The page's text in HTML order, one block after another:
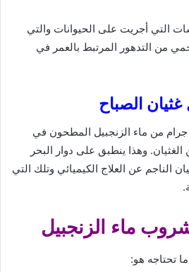
التي أجريت على الحيوانات والتي
من التدهور المرتبط بالعمر في
يساعد تناول ما بين 1 – 1.5 جرام من ماء الزنجبيل المطحون في
وهذا ينطبق على دوار البحر
الناجم عن العلاج الكيميائي وتلك التي
ماء الزنجبيل
تحتاجه هو: